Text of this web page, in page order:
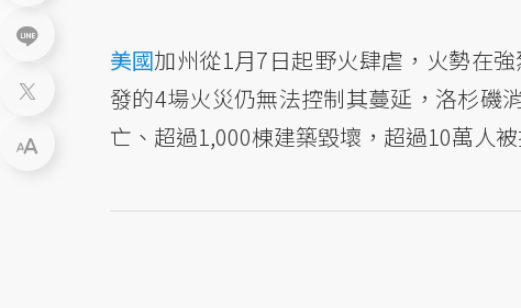
美國加州從1月7日起野火肆虐，火勢在
發的4場火災仍無法控制其蔓延，洛杉磯
亡、超過1,000棟建築毀壞，超過10萬人被